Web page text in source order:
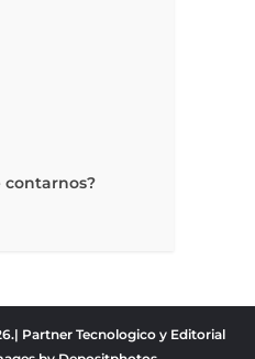
contarnos?
Partner Tecnologico y Editorial